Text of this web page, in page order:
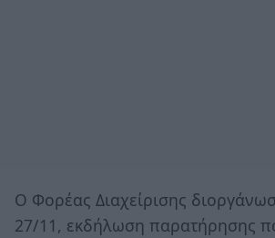
O Φορέας Διαχείρισης
27/11, εκδήλωση παρατήρησης